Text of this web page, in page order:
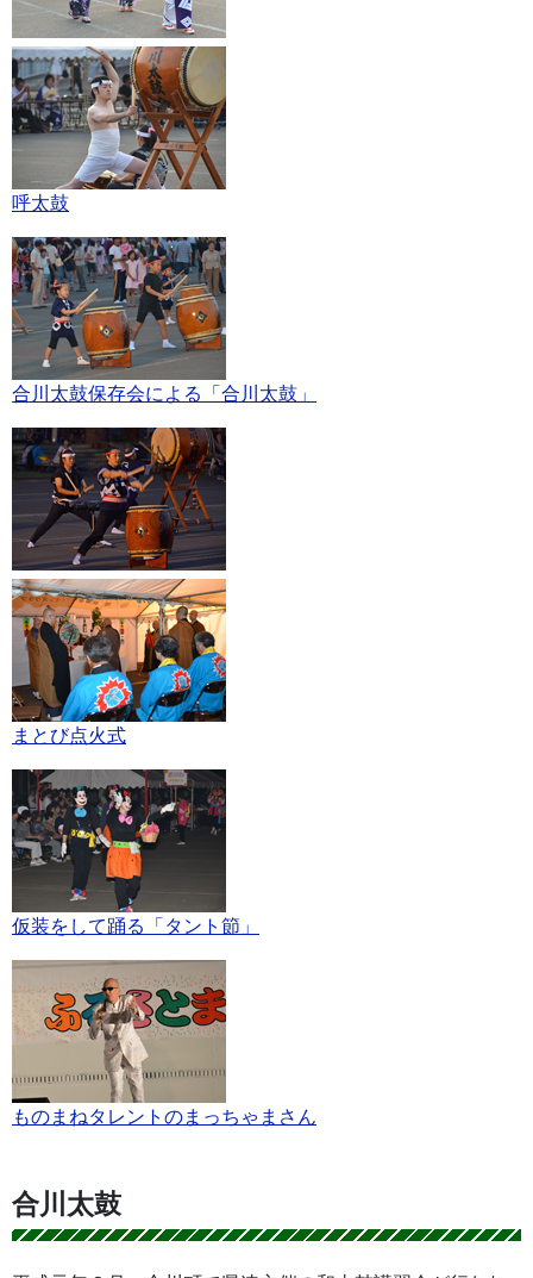
呼太鼓
合川太鼓保存会による「合川太鼓」
まとび点火式
仮装をして踊る「タント節」
ものまねタレントのまっちゃまさん
合川太鼓